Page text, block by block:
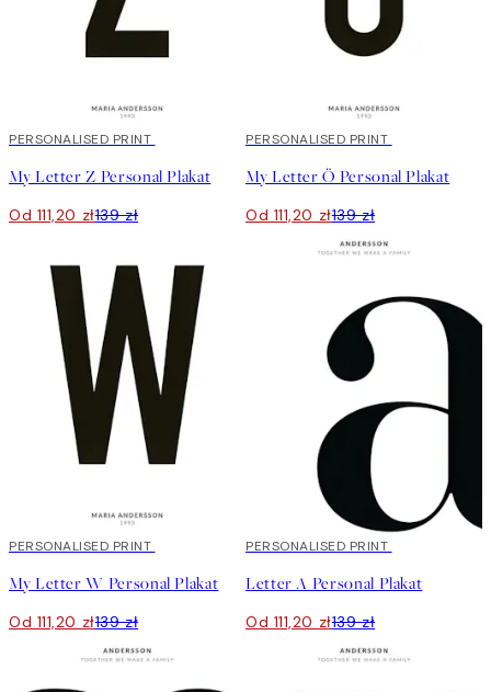
20%*
PERSONALISED PRINT
My Letter Z Personal Plakat
Od 111,20 zł139 zł
20%*
PERSONALISED PRINT
My Letter Ö Personal Plakat
Od 111,20 zł139 zł
20%*
PERSONALISED PRINT
My Letter W Personal Plakat
Od 111,20 zł139 zł
20%*
PERSONALISED PRINT
Letter A Personal Plakat
Od 111,20 zł139 zł